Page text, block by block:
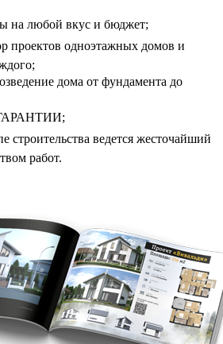
на любой вкус и бюджет;
проектов одноэтажных домов и
дома от фундамента до
строительства ведется жесточайший
работ.